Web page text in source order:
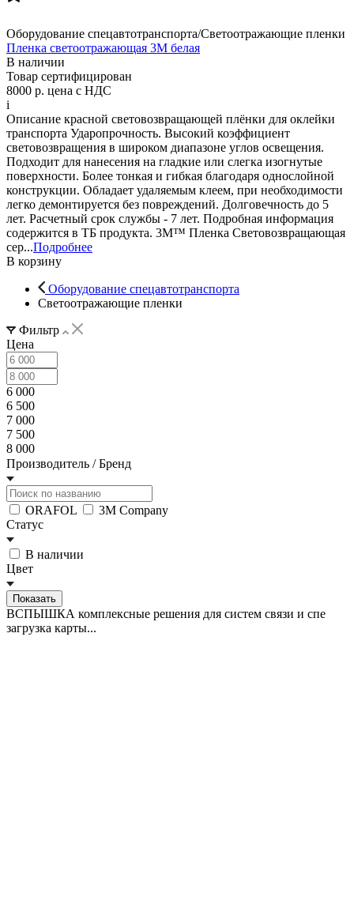
Оборудование спецавтотранспорта/Светоотражающие пленки
Пленка светоотражающая 3M белая
В наличии
Товар сертифицирован
8000 р. цена с НДС
i
Описание красной световозвращающей плёнки для оклейки
транспорта Ударопрочность. Высокий коэффициент
световозвращения в широком диапазоне углов освещения.
Подходит для нанесения на гладкие или слегка изогнутые
поверхности. Более тонкая и гибкая благодаря однослойной
конструкции. Обладает удаляемым клеем, при необходимости
легко демонтируется без повреждений. Долговечность до 5
лет. Расчетный срок службы - 7 лет. Подробная информация
содержится в ТБ продукта. 3M™ Пленка Световозвращающая
сер...Подробнее
В корзину
Оборудование спецавтотранспорта
Светоотражающие пленки
Фильтр
Цена
6 000
6 500
7 000
7 500
8 000
Производитель / Бренд
ORAFOL
3M Company
Статус
В наличии
Цвет
ВСПЫШКА комплексные решения для систем связи и спе
загрузка карты...